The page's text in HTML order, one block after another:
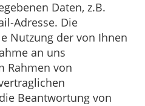
Daten, z.B.
Adresse. Die
Nutzung der von Ihnen
an uns
Rahmen von
Beantwortung von